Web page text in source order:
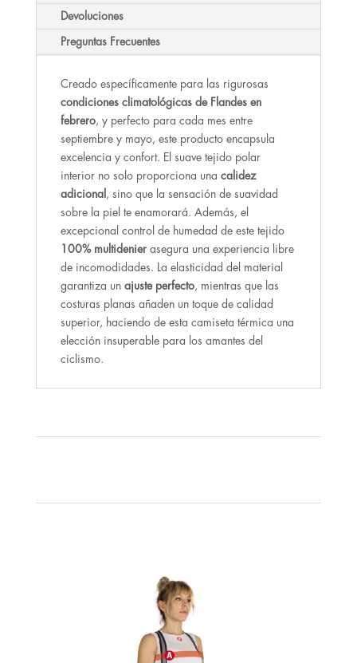
Devoluciones
Preguntas Frecuentes
Creado específicamente para las rigurosas
condiciones climatológicas de Flandes en
febrero, y perfecto para cada mes entre
septiembre y mayo, este producto encapsula
excelencia y confort. El suave tejido polar
interior no solo proporciona una calidez
adicional
, sino que la sensación de suavidad
sobre la piel te enamorará. Además, el
excepcional control de humedad de este tejido
100% multidenierasegura una experiencia libre
de incomodidades. La elasticidad del material
garantiza un ajuste perfecto, mientras que las
costuras planas añaden un toque de calidad
superior, haciendo de esta camiseta térmica una
elección insuperable para los amantes del
ciclismo.